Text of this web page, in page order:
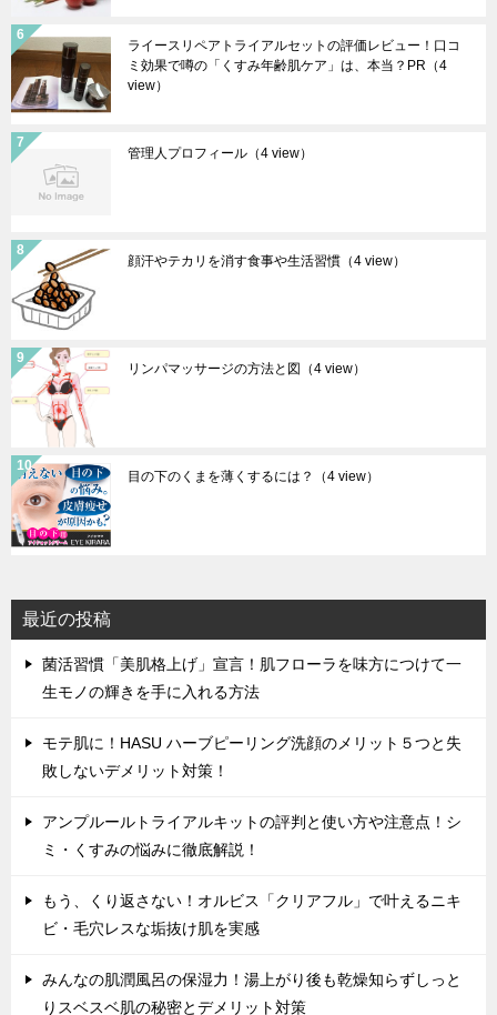
ライースリペアトライアルセットの評価レビュー！口コ
ミ効果で噂の「くすみ年齢肌ケア」は、本当？PR （4
view）
管理人プロフィール （4 view）
顔汗やテカリを消す食事や生活習慣 （4 view）
リンパマッサージの方法と図 （4 view）
目の下のくまを薄くするには？ （4 view）
最近の投稿
菌活習慣「美肌格上げ」宣言！肌フローラを味方につけて一
生モノの輝きを手に入れる方法
モテ肌に！HASU ハーブピーリング洗顔のメリット５つと失
敗しないデメリット対策！
アンプルールトライアルキットの評判と使い方や注意点！シ
ミ・くすみの悩みに徹底解説！
もう、くり返さない！オルビス「クリアフル」で叶えるニキ
ビ・毛穴レスな垢抜け肌を実感
みんなの肌潤風呂の保湿力！湯上がり後も乾燥知らずしっと
りスベスベ肌の秘密とデメリット対策